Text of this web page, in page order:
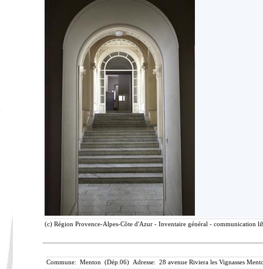
(c) Région Provence-Alpes-Côte d'Azur - Inventaire général - communication
Commune: Menton (Dép.06) Adresse: 28 avenue Riviera les Vignasses